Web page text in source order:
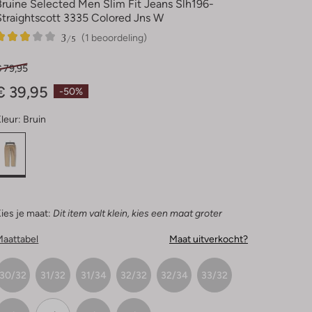
Selected Men Slim Fit Jeans Slh196-
3335 Colored Jns W
(1 beoordeling)
3/5
-50%
79,95
39,95
Bruin
je maat: Dit item valt klein, kies een maat groter
Maat uitverkocht?
32 31/32 31/34 32/32 32/34 33/32